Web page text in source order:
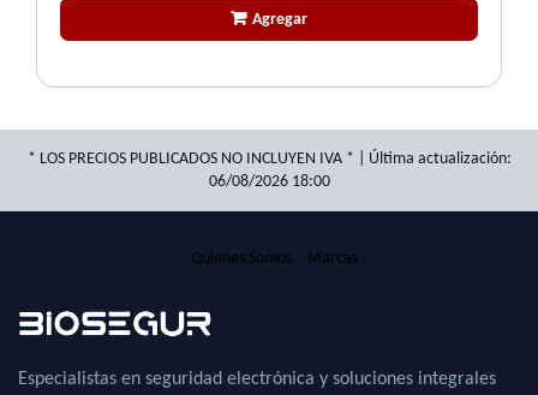
Agregar
* LOS PRECIOS PUBLICADOS NO INCLUYEN IVA * | Última actualización:
06/08/2026 18:00
Quienes Somos Marcas
Especialistas en seguridad electrónica y soluciones integrales